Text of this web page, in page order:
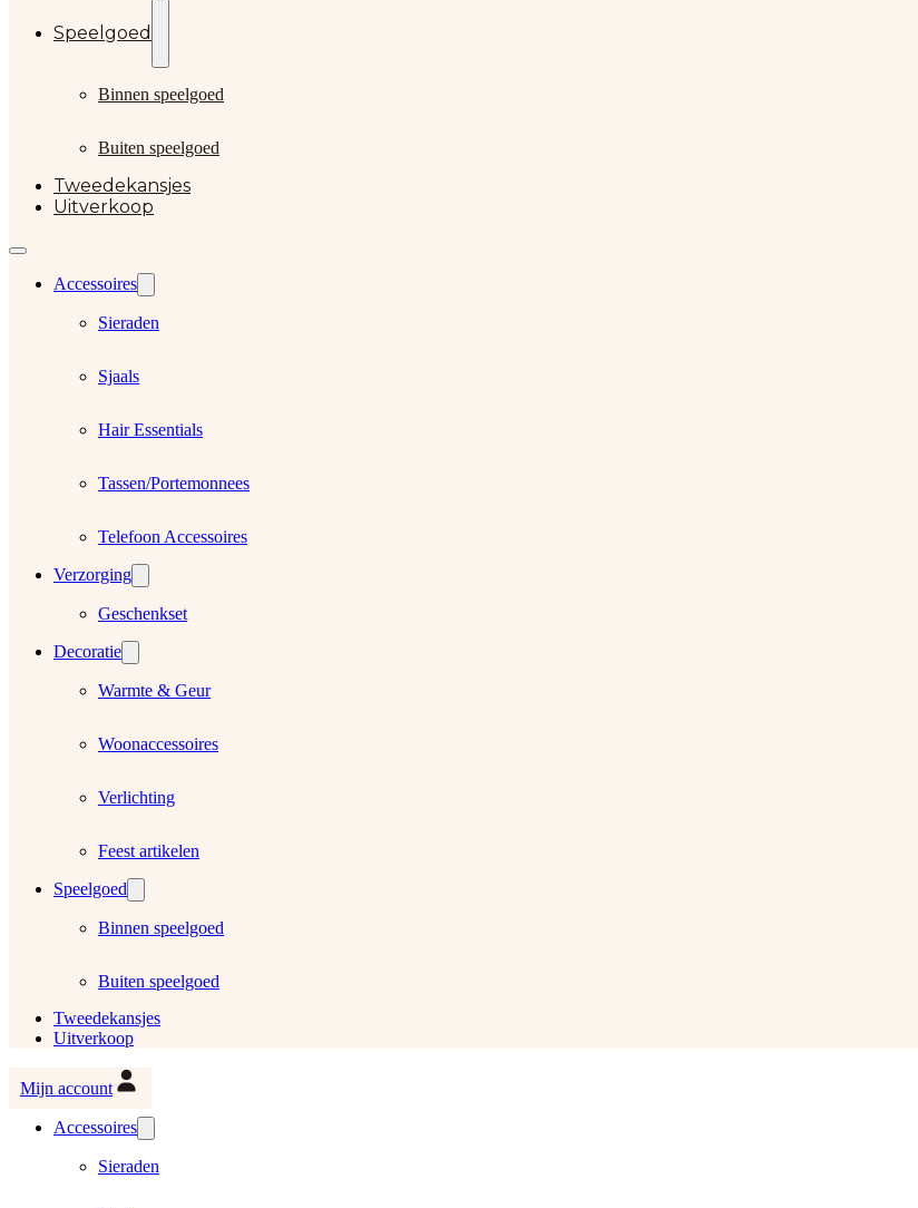
Speelgoed
Binnen speelgoed
Buiten speelgoed
Tweedekansjes
Uitverkoop
Accessoires
Sieraden
Sjaals
Hair Essentials
Tassen/Portemonnees
Telefoon Accessoires
Verzorging
Geschenkset
Decoratie
Warmte & Geur
Woonaccessoires
Verlichting
Feest artikelen
Speelgoed
Binnen speelgoed
Buiten speelgoed
Tweedekansjes
Uitverkoop
Mijn account
Accessoires
Sieraden